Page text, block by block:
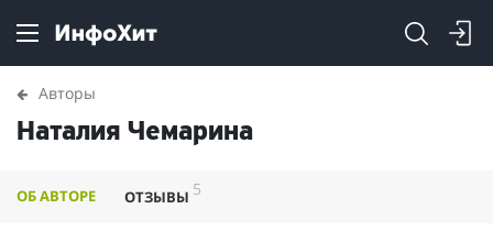
Авторы
Наталия Чемарина
ОБ АВТОРЕ ОТЗЫВЫ 5